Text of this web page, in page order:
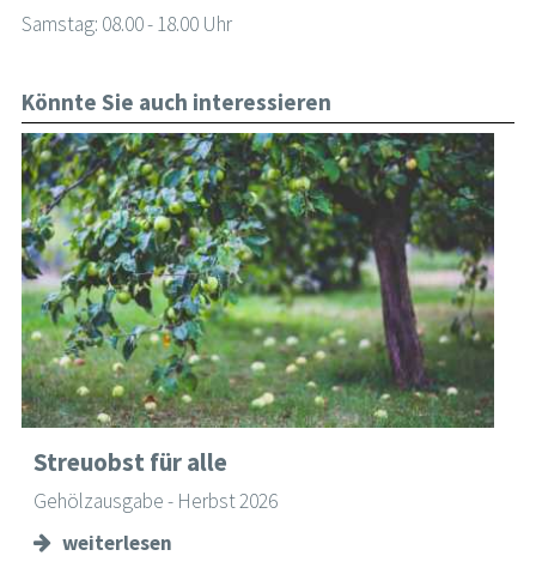
Samstag: 08.00 - 18.00 Uhr
Könnte Sie auch interessieren
Streuobst für alle
Gehölzausgabe - Herbst 2026
weiterlesen